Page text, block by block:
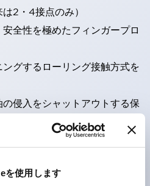
を使用します
2・4接点のみ）
全性を極めたフィンガープロ
グするローリング接触方式を
侵入をシャットアウトする保
点押ボタンスイッチは
可能にした2点押ボタンスイッ